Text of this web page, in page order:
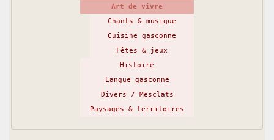
Art de vivre
Chants & musique
Cuisine gasconne
Fêtes & jeux
Histoire
Langue gasconne
Divers / Mesclats
Paysages & territoires